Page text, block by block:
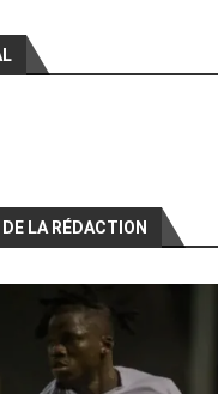
LA RÉDACTION